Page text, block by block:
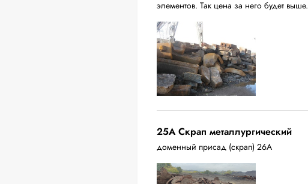
элементов. Так цена за него будет выше.
25A Скрап металлургический
доменный присад (скрап) 26А